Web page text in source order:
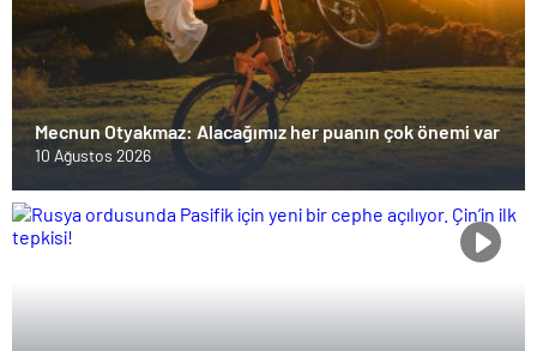
Mecnun Otyakmaz: Alacağımız her puanın çok önemi var
10 Ağustos 2026